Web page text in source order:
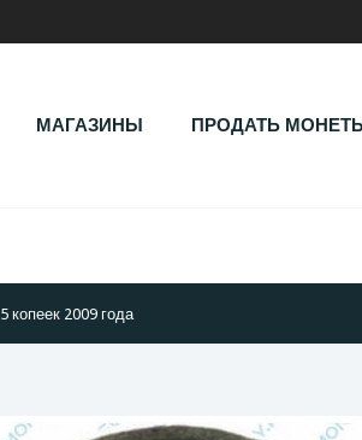
МАГАЗИНЫ ПРОДАТЬ
5 копеек 2009 года